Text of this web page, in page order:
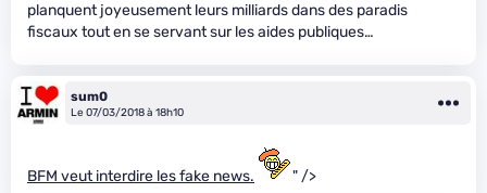
planquent joyeusement leurs milliards dans des paradis
fiscaux tout en se servant sur les aides publiques…
sum0
Le 07/03/2018 à 18h10
BFM veut interdire les fake news. " />